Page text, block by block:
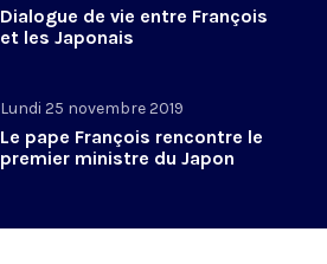
Dialogue de vie entre François
et les Japonais
Lundi 25 novembre 2019
Le pape François rencontre le
premier ministre du Japon